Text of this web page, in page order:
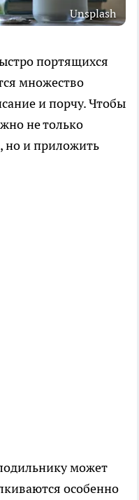
Unsplash
портящихся
множество
и порчу. Чтобы
не только
но и приложить
может
особенно